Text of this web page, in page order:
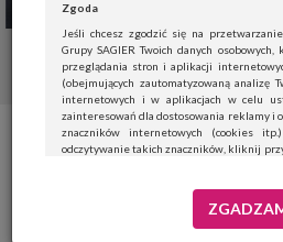
Zgoda
Jeśli chcesz zgodzić się na
Grupy SAGIER Twoich danych
przeglądania stron i aplikacji
(obejmujących zautomatyzowaną analizę
internetowych i w aplikacjach w celu
zainteresowań dla dostosowania reklamy i
znaczników internetowych (cookies
odczytywanie takich znaczników, kliknij
Jeśli nie chcesz wyrazić zgody, kliknij „Nie
Wyrażenie zgody jest dobrowolne. Możesz
Sposoby na
psychiczna i